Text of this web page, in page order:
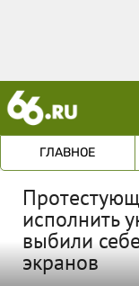
ГЛАВНОЕ
исполнить
выбили
экранов